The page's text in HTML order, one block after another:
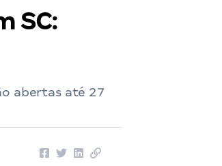
SC:
abertas até 27